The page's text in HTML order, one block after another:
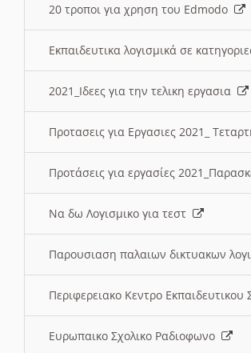
20 τροποι για χρηση του Edmodo
Εκπαιδευτικα λογισμικά σε
2021_Ιδεες για την τελικη εργασια
Προτασεις για Εργασιες 2021_
Προτάσεις για εργασίες
Να δω Λογισμικο για τεστ
Παρουσιαση παλαιων δικτυακων
Περιφερειακο Κεντρο
Ευρωπαικο Σχολικο Ραδιοφωνο